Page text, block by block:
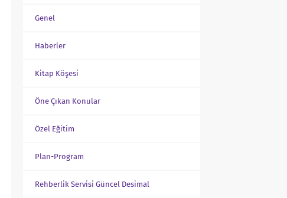
Genel
Haberler
Kitap Köşesi
Öne Çıkan Konular
Özel Eğitim
Plan-Program
Rehberlik Servisi Güncel Desimal